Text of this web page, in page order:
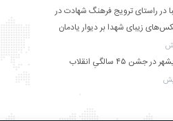
در راستای ترویج فرهنگ شهادت در
زیبای شهدا بر دیوار یادمان
۴۵ سالگیِ انقلاب